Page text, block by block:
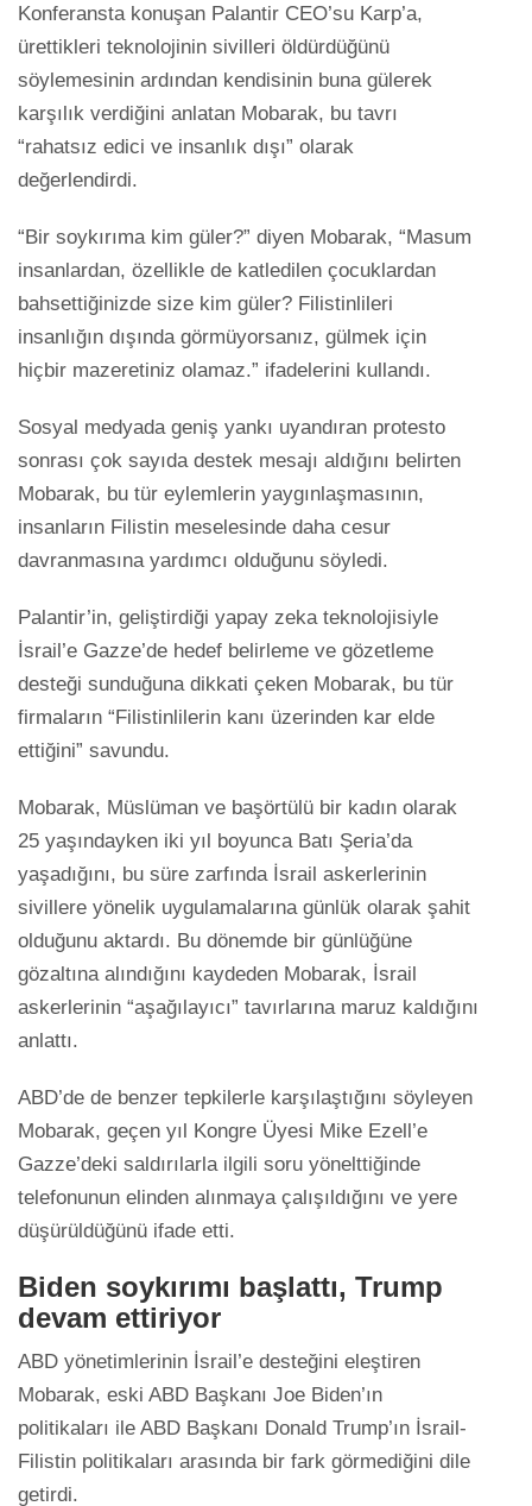
Konferansta konuşan Palantir CEO’su Karp’a,
ürettikleri teknolojinin sivilleri öldürdüğünü
söylemesinin ardından kendisinin buna gülerek
karşılık verdiğini anlatan Mobarak, bu tavrı
“rahatsız edici ve insanlık dışı” olarak
değerlendirdi.
“Bir soykırıma kim güler?” diyen Mobarak, “Masum
insanlardan, özellikle de katledilen çocuklardan
bahsettiğinizde size kim güler? Filistinlileri
insanlığın dışında görmüyorsanız, gülmek için
hiçbir mazeretiniz olamaz.” ifadelerini kullandı.
Sosyal medyada geniş yankı uyandıran protesto
sonrası çok sayıda destek mesajı aldığını belirten
Mobarak, bu tür eylemlerin yaygınlaşmasının,
insanların Filistin meselesinde daha cesur
davranmasına yardımcı olduğunu söyledi.
Palantir’in, geliştirdiği yapay zeka teknolojisiyle
İsrail’e Gazze’de hedef belirleme ve gözetleme
desteği sunduğuna dikkati çeken Mobarak, bu tür
firmaların “Filistinlilerin kanı üzerinden kar elde
ettiğini” savundu.
Mobarak, Müslüman ve başörtülü bir kadın olarak
25 yaşındayken iki yıl boyunca Batı Şeria’da
yaşadığını, bu süre zarfında İsrail askerlerinin
sivillere yönelik uygulamalarına günlük olarak şahit
olduğunu aktardı. Bu dönemde bir günlüğüne
gözaltına alındığını kaydeden Mobarak, İsrail
askerlerinin “aşağılayıcı” tavırlarına maruz kaldığını
anlattı.
ABD’de de benzer tepkilerle karşılaştığını söyleyen
Mobarak, geçen yıl Kongre Üyesi Mike Ezell’e
Gazze’deki saldırılarla ilgili soru yönelttiğinde
telefonunun elinden alınmaya çalışıldığını ve yere
düşürüldüğünü ifade etti.
Biden soykırımı başlattı, Trump
devam ettiriyor
ABD yönetimlerinin İsrail’e desteğini eleştiren
Mobarak, eski ABD Başkanı Joe Biden’ın
politikaları ile ABD Başkanı Donald Trump’ın İsrail-
Filistin politikaları arasında bir fark görmediğini dile
getirdi.